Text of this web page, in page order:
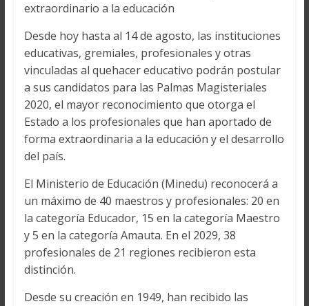
extraordinario a la educación
Desde hoy hasta al 14 de agosto, las instituciones
educativas, gremiales, profesionales y otras
vinculadas al quehacer educativo podrán postular
a sus candidatos para las Palmas Magisteriales
2020, el mayor reconocimiento que otorga el
Estado a los profesionales que han aportado de
forma extraordinaria a la educación y el desarrollo
del país.
El Ministerio de Educación (Minedu) reconocerá a
un máximo de 40 maestros y profesionales: 20 en
la categoría Educador, 15 en la categoría Maestro
y 5 en la categoría Amauta. En el 2029, 38
profesionales de 21 regiones recibieron esta
distinción.
Desde su creación en 1949, han recibido las